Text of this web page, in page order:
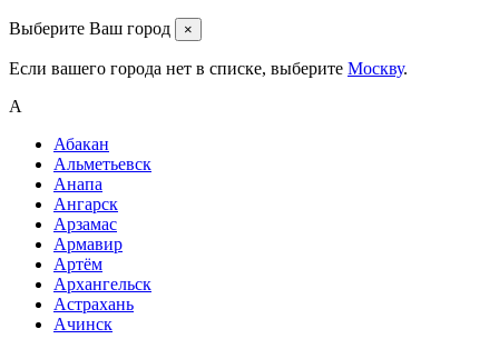
Выберите Ваш город ×
Если вашего города нет в списке, выберите Москву.
А
Абакан
Альметьевск
Анапа
Ангарск
Арзамас
Армавир
Артём
Архангельск
Астрахань
Ачинск